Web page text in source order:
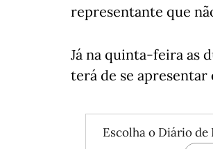
representante que
Já na quinta-feira as
terá de se apresentar
Escolha o Diário